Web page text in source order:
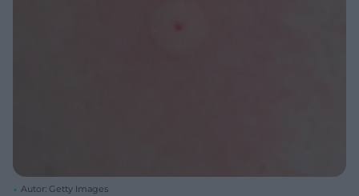
Autor: Getty Images